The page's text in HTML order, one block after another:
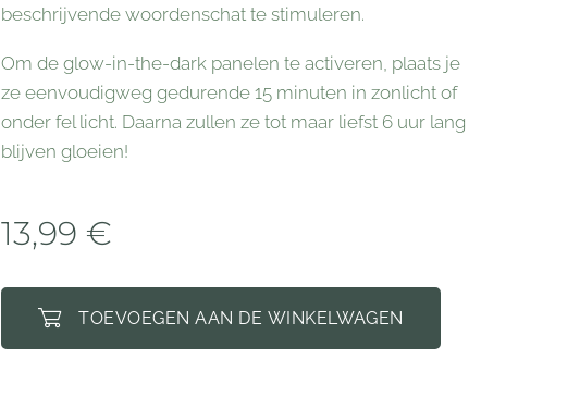
beschrijvende woordenschat te stimuleren.
Om de glow-in-the-dark panelen te activeren, plaats je
ze eenvoudigweg gedurende 15 minuten in zonlicht of
onder fel licht. Daarna zullen ze tot maar liefst 6 uur lang
blijven gloeien!
13,99 €
TOEVOEGEN AAN DE WINKELWAGEN